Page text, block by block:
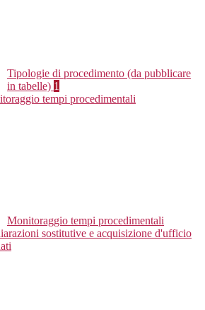
Tipologie di procedimento (da pubblicare
in tabelle) 1
tempi procedimentali
Monitoraggio tempi procedimentali
sostitutive e acquisizione d'ufficio